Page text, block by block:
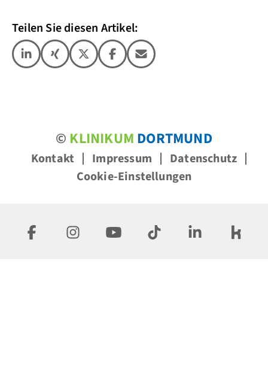
Teilen Sie diesen Artikel:
© KLINIKUM DORTMUND
Kontakt Impressum
Datenschutz
Cookie-Einstellungen